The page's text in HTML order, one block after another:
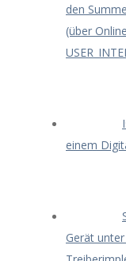
den
(über
einem
Gerät